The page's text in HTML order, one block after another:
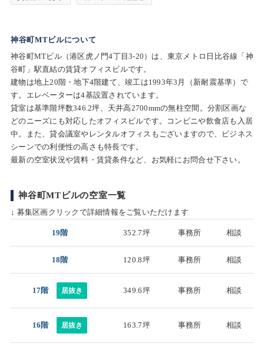
神谷町MTビルについて
神谷町MTビル（港区虎ノ門4丁目3-20）は、東京メトロ日比谷線「神
谷町」駅直結の賃貸オフィスビルです。
建物は地上20階・地下4階建て、竣工は1993年3月（新耐震基準）で
す。エレベーターは4基設置されています。
貸室は基準階坪数346.2坪、天井高2700mmの無柱空間。分割区画な
どのニーズにも対応したオフィスビルです。コンビニや飲食店も入居
中。また、貸会議室やレンタルオフィスもございますので、ビジネス
シーンでの利便性の高さも特長です。
最新の空室状況や賃料・賃貸条件など、お気軽にお問合せ下さい。
神谷町MTビルの空室一覧
↓ 募集区画クリックで詳細情報をご覧いただけます
19階 352.7坪 事務所 相談
18階 120.8坪 事務所 相談
17階 居抜き 349.6坪 事務所 相談
16階 居抜き 163.7坪 事務所 相談